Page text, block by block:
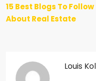
15 Best Blogs To Follow
About Real Estate
Louis